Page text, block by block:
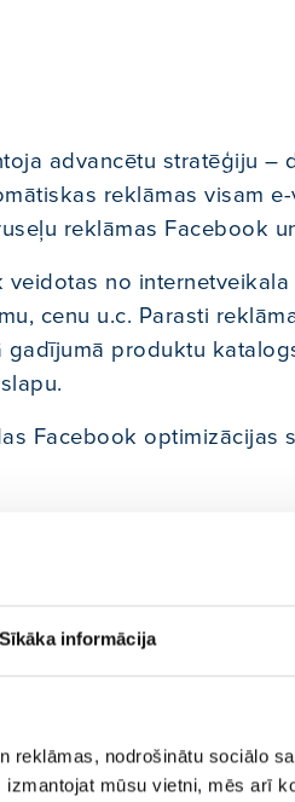
Sīkāka informācija
reklāmas, nodrošinātu sociālo
mūsu vietni, mēs arī
advancētu stratēģiju
reklāmas visam
reklāmas Facebook
no
cenu u.c. Parasti
produktu
Facebook optimizācijas
saņemt pēc
Auditorijas:
dienas.